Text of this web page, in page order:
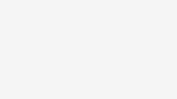
ホスピタリティのある美容室だと思います。
、またお世話に皆さま、今後ともよろしくお願
ンスカット＆トリートメント
トリートメントで艶髪に！】トリートメント